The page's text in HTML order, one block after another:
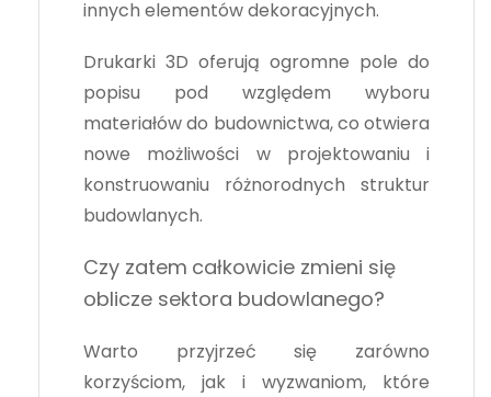
innych elementów dekoracyjnych.
Drukarki 3D oferują ogromne pole do
popisu pod względem wyboru
materiałów do budownictwa, co otwiera
nowe możliwości w projektowaniu i
konstruowaniu różnorodnych struktur
budowlanych.
Czy zatem całkowicie zmieni się
oblicze sektora budowlanego?
Warto przyjrzeć się zarówno
korzyściom, jak i wyzwaniom, które